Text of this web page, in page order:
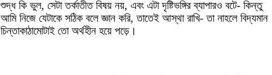
শুদ্ধ কি ভুল, সেটা তর্কাতীত বিষয় নয়, এবং এটা দৃষ্টিভঙ্গির ব্যাপারও বটে- কিন্তু
আমি নিজে যেটাকে সঠিক বলে জ্ঞান করি, তাতেই আস্থা রাখি- তা নাহলে বিদ্যমান
চিন্তাকাঠামোটাই তো অর্থহীন হয়ে পড়ে।